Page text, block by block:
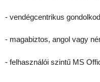
- vendégcentrikus
- magabiztos, angol vagy
- felhasználói szintű MS